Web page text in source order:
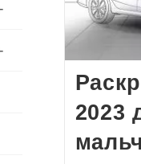
2023